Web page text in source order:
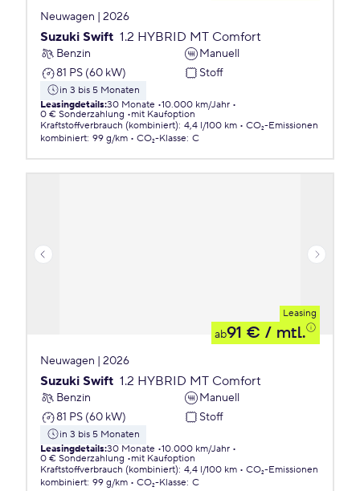
Neuwagen | 2026
Suzuki Swift 1.2 HYBRID MT Comfort
Benzin
Manuell
81 PS (60 kW)
Stoff
in 3 bis 5 Monaten
Leasingdetails:30 Monate 10.000 km/Jahr
0 € Sonderzahlung
mit Kaufoption
Kraftstoffverbrauch (kombiniert): 4,4 l/100 km
CO₂-Emissionen
kombiniert: 99 g/km CO₂-Klasse: C
Leasing
ab91 € / mtl.
Neuwagen | 2026
Suzuki Swift 1.2 HYBRID MT Comfort
Benzin
Manuell
81 PS (60 kW)
Stoff
in 3 bis 5 Monaten
Leasingdetails:30 Monate 10.000 km/Jahr
0 € Sonderzahlung
mit Kaufoption
Kraftstoffverbrauch (kombiniert): 4,4 l/100 km
CO₂-Emissionen
kombiniert: 99 g/km CO₂-Klasse: C